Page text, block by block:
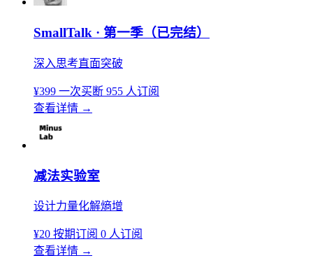
SmallTalk · 第一季（已完结）
深入思考直面突破
¥399 一次买断 955 人订阅
查看详情 →
减法实验室
设计力量化解熵增
¥20 按期订阅 0 人订阅
查看详情 →